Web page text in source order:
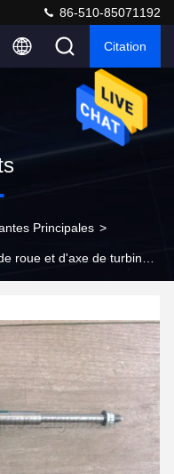
86-510-85071192
Citation
Principales >
roue et d'axe de turbine